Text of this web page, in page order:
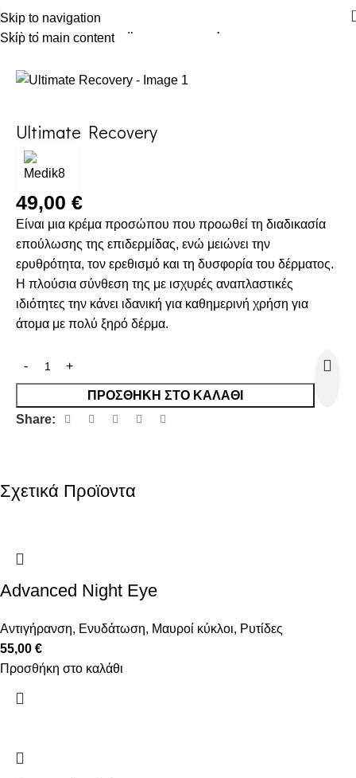
Skip to navigation
Skip to main content
Αρχική σελίδα Κατάστημα
Ultimate Recovery
49,00 €
Είναι μια κρέμα προσώπου που προωθεί τη διαδικασία
επούλωσης της επιδερμίδας, ενώ μειώνει την
ερυθρότητα, τον ερεθισμό και τη δυσφορία του δέρματος.
Η πλούσια σύνθεση της με ισχυρές αναπλαστικές
ιδιότητες την κάνει ιδανική για καθημερινή χρήση για
άτομα με πολύ ξηρό δέρμα.
ΠΡΟΣΘΉΚΗ ΣΤΟ ΚΑΛΆΘΙ
Share:
Σχετικά Προϊοντα
Advanced Night Eye
Αντιγήρανση, Ενυδάτωση, Μαυροί κύκλοι, Ρυτίδες
55,00 €
Προσθήκη στο καλάθι